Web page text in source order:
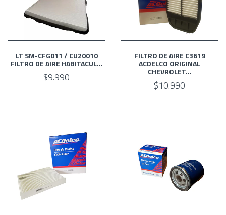
LT SM-CFG011 / CU20010
FILTRO DE AIRE HABITACUL...
$9.990
FILTRO DE AIRE C3619
ACDELCO ORIGINAL
CHEVROLET...
$10.990